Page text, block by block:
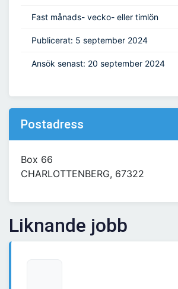
Fast månads- vecko- eller timlön
Publicerat: 5 september 2024
Ansök senast: 20 september 2024
Postadress
Box 66
CHARLOTTENBERG, 67322
Liknande jobb